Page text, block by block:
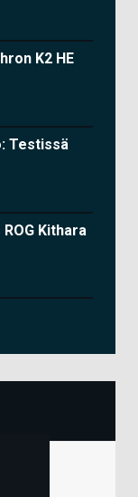
K2 HE
Testissä
Kithara